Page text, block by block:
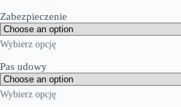
Zabezpieczenie
Wybierz opcję
Pas udowy
Wybierz opcję